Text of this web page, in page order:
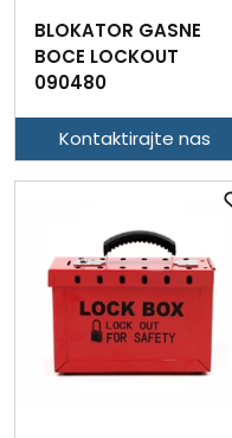
BLOKATOR GASNE
BOCE LOCKOUT
090480
Kontaktirajte nas